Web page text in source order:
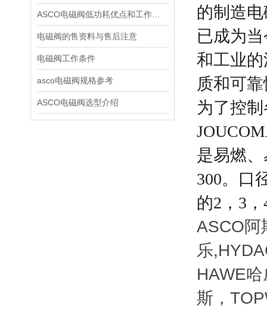
电磁阀的售资料与售后注意
电磁阀工作条件
asco电磁阀规格参考
ASCO电磁阀选型介绍
的制造
已成为
和工业
质和可
为了控
是易燃
300。口
的2，3
ASCO阿
乐
HAWE
斯，